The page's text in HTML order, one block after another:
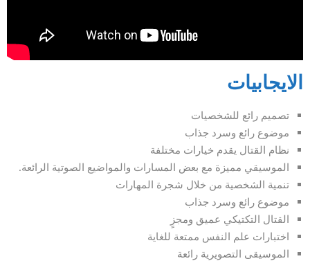
الايجابيات
تصميم رائع للشخصيات
موضوع رائع وسرد جذاب
نظام القتال يقدم خيارات مختلفة
الموسيقي مميزة مع بعض المسارات والمواضيع الصوتية الرائعة.
تنمية الشخصية من خلال شجرة المهارات
موضوع رائع وسرد جذاب
القتال التكتيكي عميق ومجزٍ
اختبارات علم النفس ممتعة للغاية
الموسيقى التصويرية رائعة